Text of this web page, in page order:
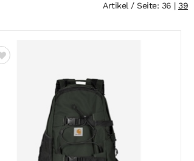
Artikel / Seite: 36 | 39